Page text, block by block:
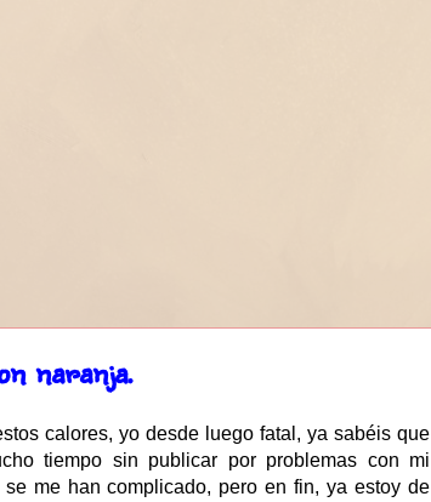
naranja.
calores, yo desde luego fatal, ya sabéis que
tiempo sin publicar por problemas con mi
me han complicado, pero en fin, ya estoy de